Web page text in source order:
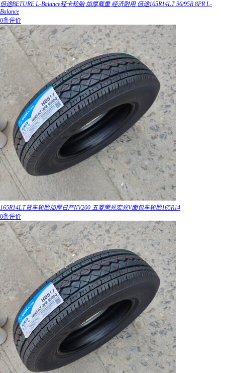
倍途BETURE L-Balance轻卡轮胎 加厚载重 经济耐用 倍途165R14LT 96/95R 8PR L-
Balance
0条评价
165R14LT货车轮胎加厚日产NV200 五菱荣光宏光V面包车轮胎165R14
0条评价